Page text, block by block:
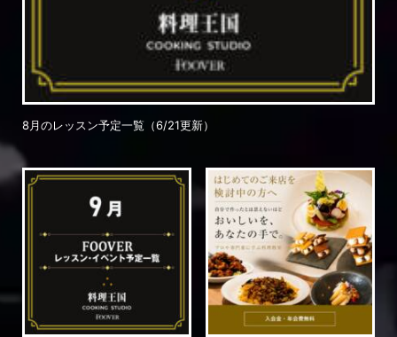
8月のレッスン予定一覧（6/21更新）